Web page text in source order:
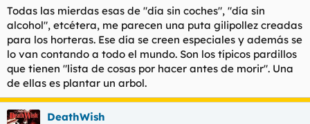
Todas las mierdas esas de "día sin coches", "día sin
alcohol", etcétera, me parecen una puta gilipollez creadas
para los horteras. Ese día se creen especiales y además se
lo van contando a todo el mundo. Son los típicos pardillos
que tienen "lista de cosas por hacer antes de morir". Una
de ellas es plantar un arbol.
DeathWish